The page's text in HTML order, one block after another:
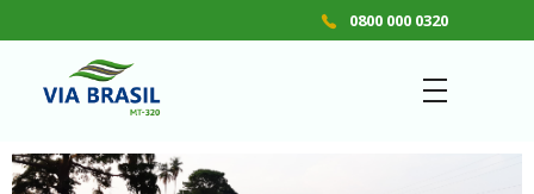
0800 000 0320